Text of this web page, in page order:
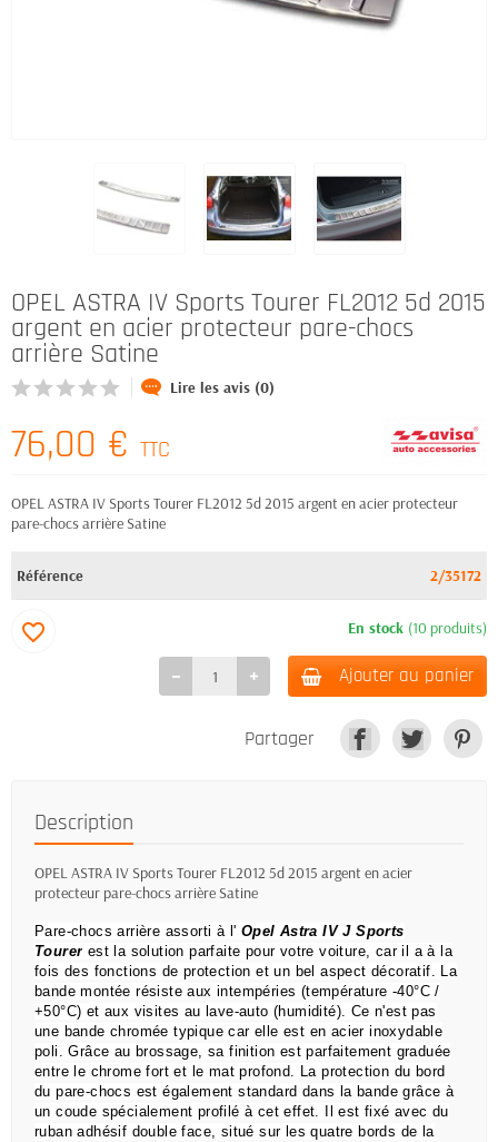
OPEL ASTRA IV Sports Tourer FL2012 5d 2015
argent en acier protecteur pare-chocs
arrière Satine
Lire les avis (0)
76,00 € TTC
OPEL ASTRA IV Sports Tourer FL2012 5d 2015 argent en acier protecteur
pare-chocs arrière Satine
Référence 2/35172
En stock (10 produits)
Ajouter au panier
favorite_border
Partager
Description
OPEL ASTRA IV Sports Tourer FL2012 5d 2015 argent en acier
protecteur pare-chocs arrière Satine
Pare-chocs arrière assorti à l' Opel Astra IV J Sports
Tourer est la solution parfaite pour votre voiture, car il a à la
fois des fonctions de protection et un bel aspect décoratif. La
bande montée résiste aux intempéries (température -40°C /
+50°C) et aux visites au lave-auto (humidité). Ce n'est pas
une bande chromée typique car elle est en acier inoxydable
poli.Grâce au brossage, sa finition est parfaitement graduée
entre le chrome fort et le mat profond. La protection du bord
du pare-chocs est également standard dans la bande grâce à
un coude spécialement profilé à cet effet.
Il est fixé avec du
ruban adhésif double face, situé sur les quatre bords de la